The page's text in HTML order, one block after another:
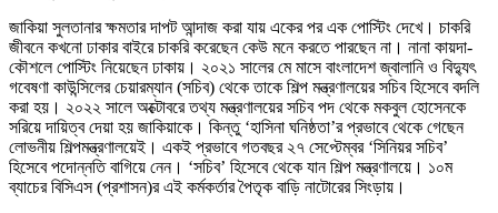
জাকিয়া সুলতানার ক্ষমতার দাপট আন্দাজ করা যায় একের পর এক পোস্টিং দেখে। চাকরি
জীবনে কখনো ঢাকার বাইরে চাকরি করেছেন কেউ মনে করতে পারছেন না। নানা কায়দা-
কৌশলে পোস্টিং নিয়েছেন ঢাকায়। ২০২১ সালের মে মাসে বাংলাদেশ জ্বালানি ও বিদ্যুৎ
গবেষণা কাউন্সিলের চেয়ারম্যান (সচিব) থেকে তাকে শিল্প মন্ত্রণালয়ের সচিব হিসেবে বদলি
করা হয়। ২০২২ সালে অক্টোবরে তথ্য মন্ত্রণালয়ের সচিব পদ থেকে মকবুল হোসেনকে
সরিয়ে দায়িত্ব দেয়া হয় জাকিয়াকে। কিন্তু ‘হাসিনা ঘনিষ্ঠতা’র প্রভাবে থেকে গেছেন
লোভনীয় শিল্পমন্ত্রণালয়েই। একই প্রভাবে গতবছর ২৭ সেপ্টেম্বর ‘সিনিয়র সচিব’
হিসেবে পদোন্নতি বাগিয়ে নেন। ‘সচিব’ হিসেবে থেকে যান শিল্প মন্ত্রণালয়ে। ১০ম
ব্যাচের বিসিএস (প্রশাসন)র এই কর্মকর্তার পৈতৃক বাড়ি নাটোরের সিংড়ায়।